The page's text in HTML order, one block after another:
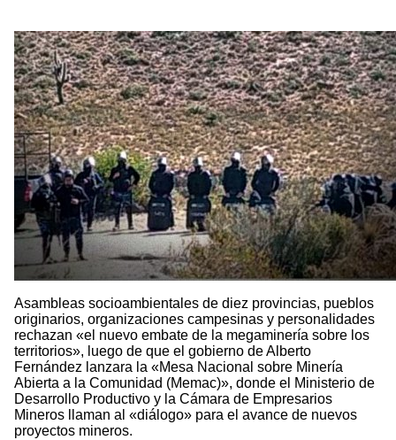
Asambleas socioambientales de diez provincias, pueblos
originarios, organizaciones campesinas y personalidades
rechazan «el nuevo embate de la megaminería sobre los
territorios», luego de que el gobierno de Alberto
Fernández lanzara la «Mesa Nacional sobre Minería
Abierta a la Comunidad (Memac)», donde el Ministerio de
Desarrollo Productivo y la Cámara de Empresarios
Mineros llaman al «diálogo» para el avance de nuevos
proyectos mineros.